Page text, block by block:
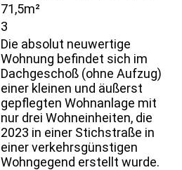
71,5m²
3
Die absolut neuwertige
Wohnung befindet sich im
Dachgeschoß (ohne Aufzug)
einer kleinen und äußerst
gepflegten Wohnanlage mit
nur drei Wohneinheiten, die
2023 in einer Stichstraße in
einer verkehrsgünstigen
Wohngegend erstellt wurde.